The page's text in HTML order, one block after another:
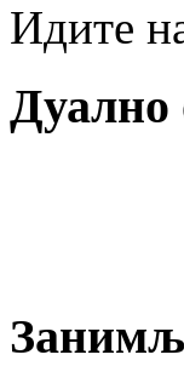
Идите
Дуално